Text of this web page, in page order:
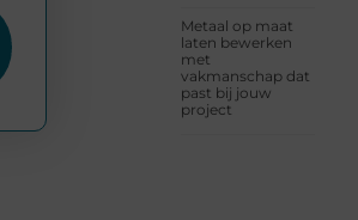
Metaal op maat
laten bewerken
met
vakmanschap dat
past bij jouw
project